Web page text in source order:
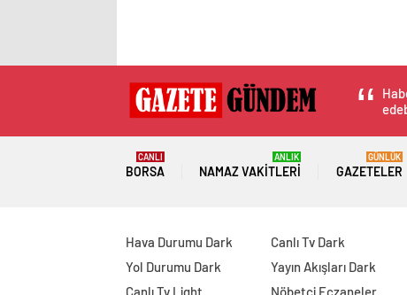
BORSA
CANLI
NAMAZ VAKITLERI
ANLIK
GAZETELER
GÜNLÜK
Hava Durumu Dark
Yol Durumu Dark
Canlı Tv Light
Canlı Tv Dark
Yayın Akışları Dark
Nöbetçi Eczaneler